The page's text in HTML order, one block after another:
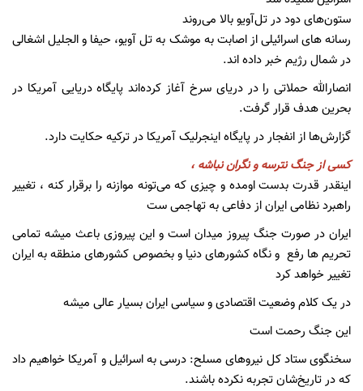
ستون‌های دود در تل‌آویو بالا می‌روند
رسانه های اسرائیلی از اصابت به موشک به تل آویو، حیفا و الجلیل اشغالی
در شمال رژیم خبر داده اند.
انصارالله حملاتی را در دریای سرخ آغاز کرده‌اند پایگاه دریایی آمریکا در
بحرین هدف قرار گرفت.
گزارش‌ها از انفجار در پایگاه اینجرلیک آمریکا در ترکیه حکایت دارد.
کسی از جنگ نترسه و نگران نباشه ،
اینقدر قدرت بدست اومده و چیزی که می‌تونه موازنه را برقرار کنه ، تغییر
راهبرد نظامی ایران از دفاعی به تهاجمی ست
ایران در صورت جنگ پیروز میدان است و این پیروزی باعث میشه تمامی
تحریم ها رفع و نگاه کشورهای دنیا و بخصوص کشورهای منطقه به ایران
تغییر خواهد کرد
در یک کلام وضعیت اقتصادی و سیاسی ایران بسیار عالی میشه
این جنگ رحمت است
سخنگوی ستاد کل نیروهای مسلح: درسی به اسرائیل و آمریکا خواهیم داد
که در تاریخ‌شان تجربه نکرده باشند.